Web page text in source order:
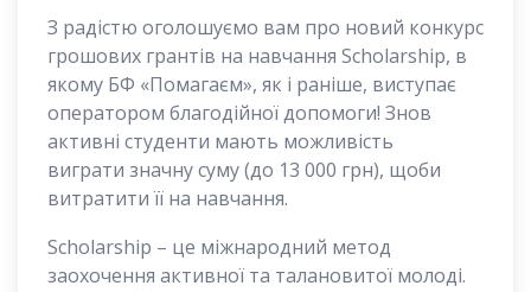
З радістю оголошуємо вам про новий конкурс
грошових грантів на навчання Scholarship, в
якому БФ «Помагаєм», як і раніше, виступає
оператором благодійної допомоги! Знов
активні студенти мають можливість
виграти значну суму (до 13 000 грн), щоби
витратити її на навчання.
Scholarship – це міжнародний метод
заохочення активної та талановитої молоді.